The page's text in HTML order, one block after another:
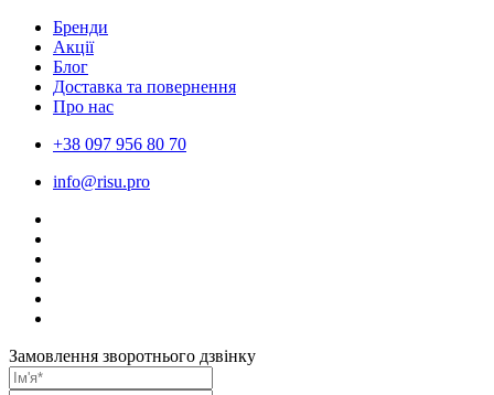
Бренди
Акції
Блог
Доставка та повернення
Про нас
+38 097 956 80 70
info@risu.pro
Замовлення зворотнього дзвінку